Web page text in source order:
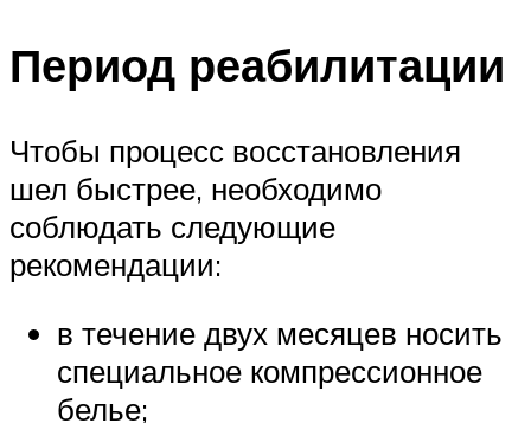
Период реабилитации
Чтобы процесс восстановления
шел быстрее, необходимо
соблюдать следующие
рекомендации:
в течение двух месяцев носить
специальное компрессионное
белье;